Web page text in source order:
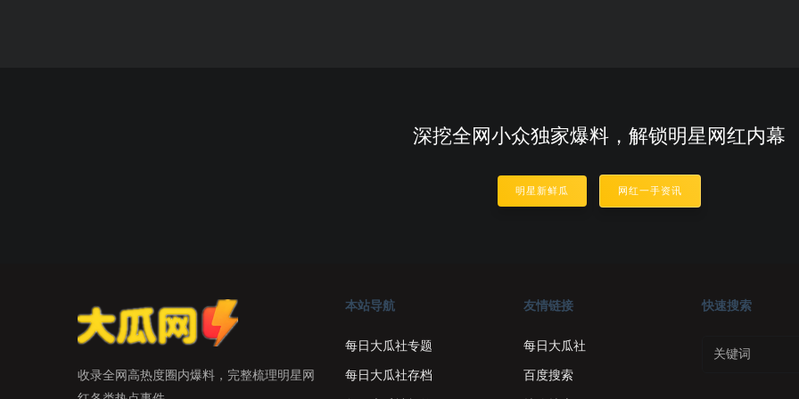
深挖全网小众独家爆料，解锁明星网红内幕
明星新鲜瓜 网红一手资讯
收录全网高热度圈内爆料，完整梳理明星网
本站导航
每日大瓜社专题
每日大瓜社存档
友情链接
每日大瓜社
百度搜索
快速搜索